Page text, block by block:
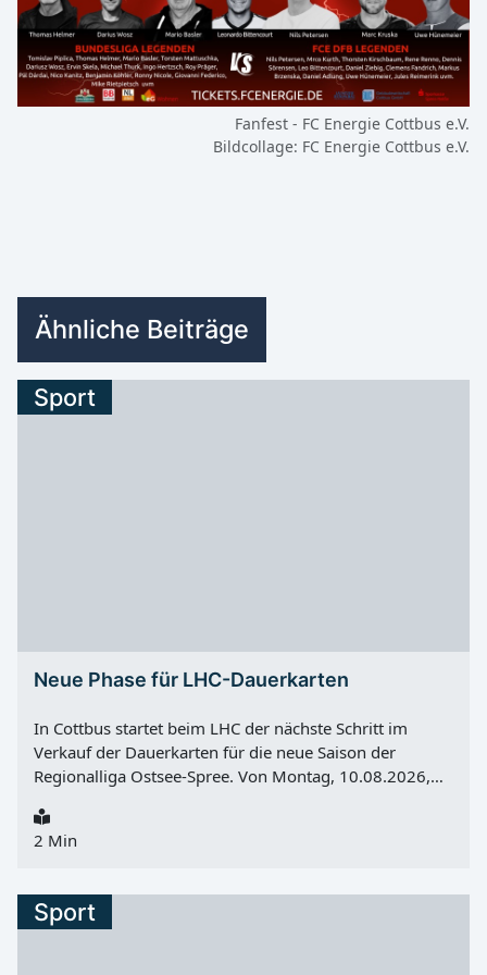
Fanfest - FC Energie Cottbus e.V.
Bildcollage: FC Energie Cottbus e.V.
Ähnliche Beiträge
Sport
Neue Phase für LHC-Dauerkarten
In Cottbus startet beim LHC der nächste Schritt im
Verkauf der Dauerkarten für die neue Saison der
Regionalliga Ostsee-Spree. Von Montag, 10.08.2026,
Sitzplätze in den freien Verkauf. Erhältlich sind sie
ausschließlich online. Nach Angaben des Vereins haben
Fans ihre Tickets für die Heimspiele der Cottbuser
Handballer gesichert. Informationen zum Ablauf des
2 Min
Sport